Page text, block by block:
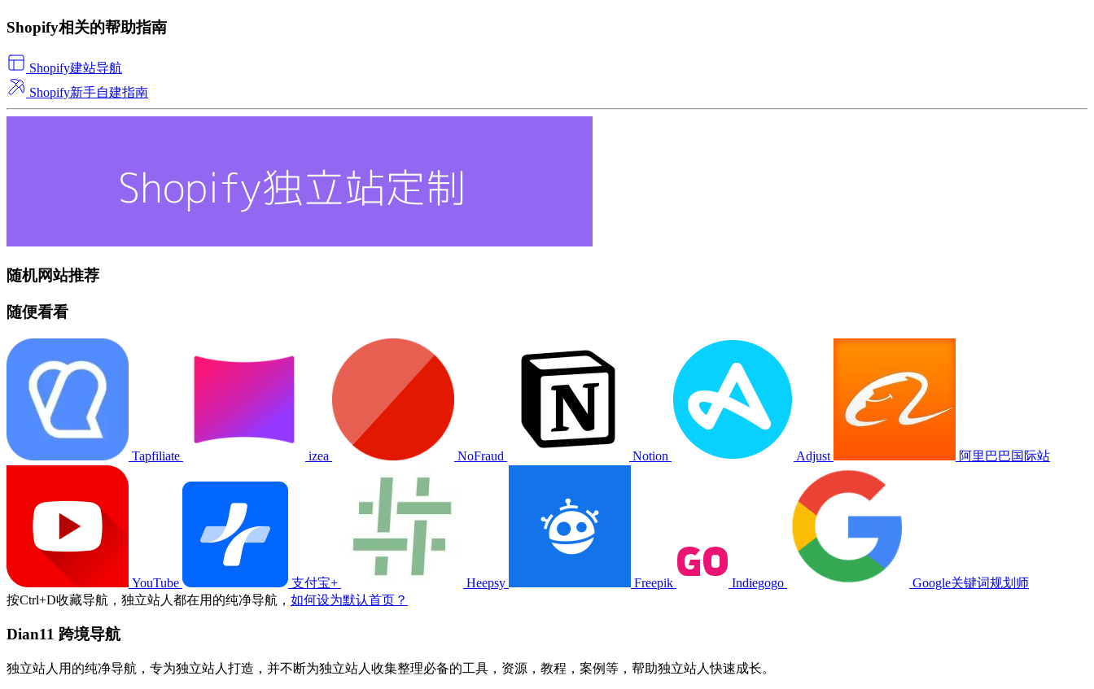
Shopify相关的帮助指南
Shopify建站导航
Shopify新手自建指南
随机网站推荐
随便看看
Tapfiliate izea NoFraud Notion Adjust 阿里巴巴国际站
YouTube 支付宝+ Heepsy Freepik Indiegogo
Google关键词规划师
按Ctrl+D收藏导航，独立站人都在用的纯净导航， 如何设为默认首页？
Dian11 跨境导航
独立站人用的纯净导航，专为独立站人打造，并不断为独立站人收集整理必备的工具，资源，教程，案例等，帮助独立站人快速成长。